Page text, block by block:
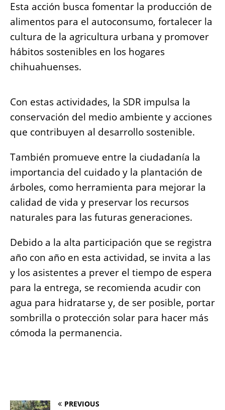
Esta acción busca fomentar la producción de
alimentos para el autoconsumo, fortalecer la
cultura de la agricultura urbana y promover
hábitos sostenibles en los hogares
chihuahuenses.
Con estas actividades, la SDR impulsa la
conservación del medio ambiente y acciones
que contribuyen al desarrollo sostenible.
También promueve entre la ciudadanía la
importancia del cuidado y la plantación de
árboles, como herramienta para mejorar la
calidad de vida y preservar los recursos
naturales para las futuras generaciones.
Debido a la alta participación que se registra
año con año en esta actividad, se invita a las
y los asistentes a prever el tiempo de espera
para la entrega, se recomienda acudir con
agua para hidratarse y, de ser posible, portar
sombrilla o protección solar para hacer más
cómoda la permanencia.
PREVIOUS